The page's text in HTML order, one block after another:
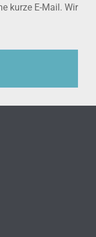
kurze E-Mail. Wir